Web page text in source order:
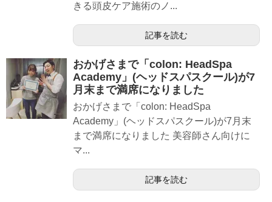
きる頭皮ケア施術のノ...
記事を読む
おかげさまで「colon: HeadSpa
Academy」(ヘッドスパスクール)が7
月末まで満席になりました
おかげさまで「colon: HeadSpa
Academy」(ヘッドスパスクール)が7月末
まで満席になりました 美容師さん向けに
マ...
記事を読む